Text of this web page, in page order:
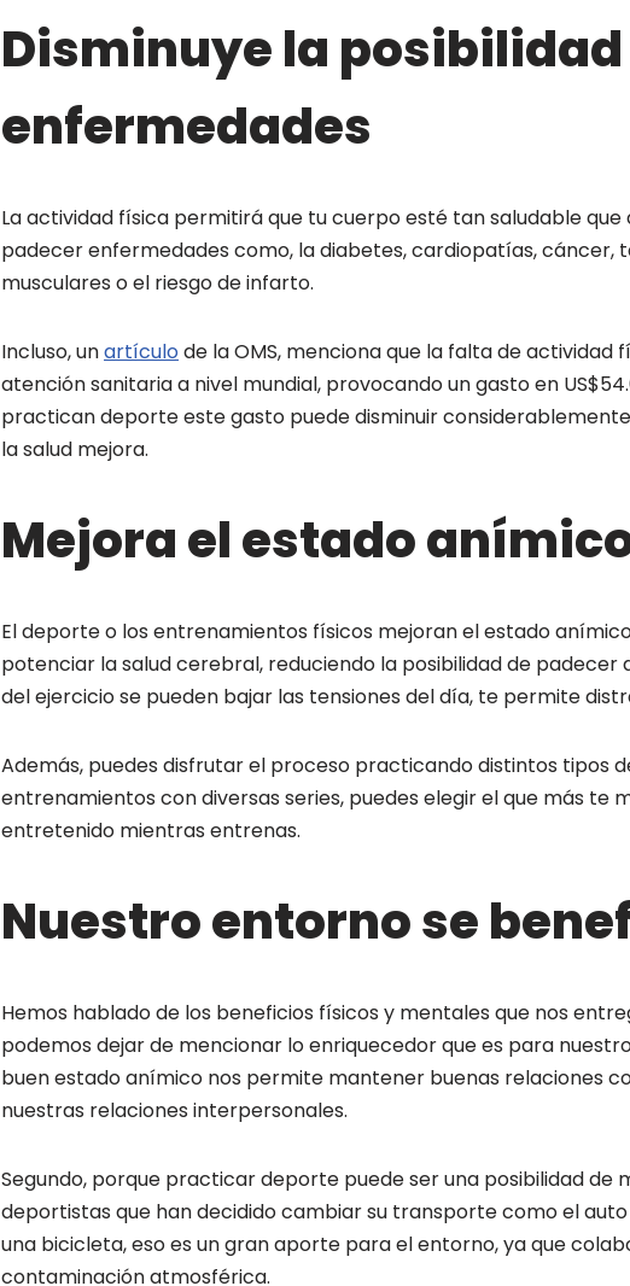
Disminuye la
enfermedades
La actividad física permitirá que tu cuerpo esté tan saludable que
padecer enfermedades como, la diabetes, cardiopatías, cáncer,
musculares o el riesgo de infarto.
Incluso, unartículo de la OMS, menciona que la falta de actividad
atención sanitaria a nivel mundial, provocando un gasto en
practican deporte este gasto puede disminuir
la salud mejora.
Mejora el estado
El deporte o los entrenamientos físicos mejoran el estado
potenciar la salud cerebral, reduciendo la posibilidad de padecer
del ejercicio se pueden bajar las tensiones del día, te permite
Además, puedes disfrutar el proceso practicando distintos tipos
entrenamientos con diversas series, puedes elegir el que más te
entretenido mientras entrenas.
Nuestro entorno se
Hemos hablado de los beneficios físicos y mentales que nos
podemos dejar de mencionar lo enriquecedor que es para
buen estado anímico nos permite mantener buenas relaciones
nuestras relaciones interpersonales.
Segundo, porque practicar deporte puede ser una posibilidad de
deportistas que han decidido cambiar su transporte como el
una bicicleta, eso es un gran aporte para el entorno, ya que
contaminación atmosférica.